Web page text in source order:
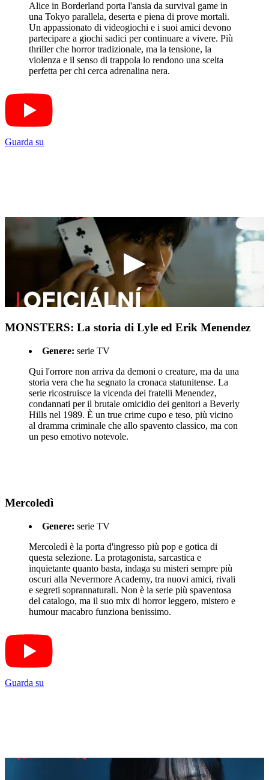
Alice in Borderland porta l'ansia da survival game in
una Tokyo parallela, deserta e piena di prove mortali.
Un appassionato di videogiochi e i suoi amici devono
partecipare a giochi sadici per continuare a vivere. Più
thriller che horror tradizionale, ma la tensione, la
violenza e il senso di trappola lo rendono una scelta
perfetta per chi cerca adrenalina nera.
Guarda su
MONSTERS: La storia di Lyle ed Erik Menendez
Genere: serie TV
Qui l'orrore non arriva da demoni o creature, ma da una
storia vera che ha segnato la cronaca statunitense. La
serie ricostruisce la vicenda dei fratelli Menendez,
condannati per il brutale omicidio dei genitori a Beverly
Hills nel 1989. È un true crime cupo e teso, più vicino
al dramma criminale che allo spavento classico, ma con
un peso emotivo notevole.
Mercoledì
Genere: serie TV
Mercoledì è la porta d'ingresso più pop e gotica di
questa selezione. La protagonista, sarcastica e
inquietante quanto basta, indaga su misteri sempre più
oscuri alla Nevermore Academy, tra nuovi amici, rivali
e segreti soprannaturali. Non è la serie più spaventosa
del catalogo, ma il suo mix di horror leggero, mistero e
humour macabro funziona benissimo.
Guarda su